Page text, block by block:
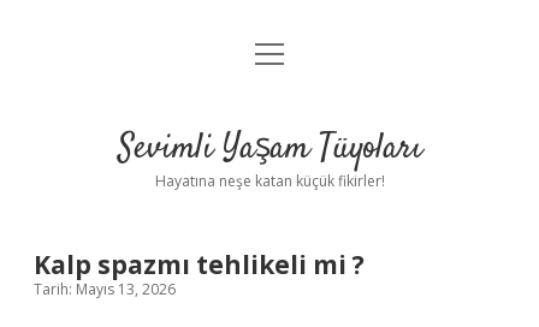
Anasayfa
Yasal Uyarı
menüyü
Sevimli Yaşam Tüyoları
Hayatına neşe katan küçük fikirler!
Kalp spazmı tehlikeli mi ?
Tarih: Mayıs 13, 2026